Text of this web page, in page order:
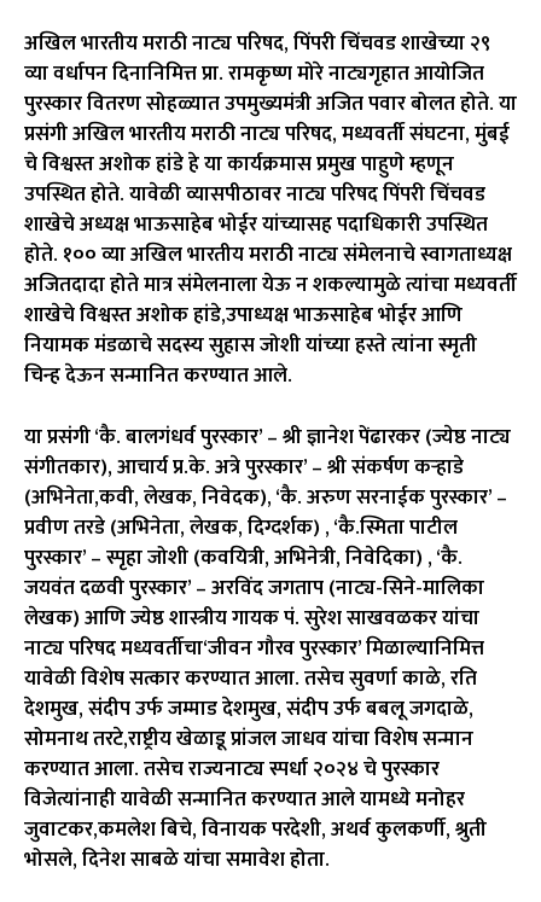
अखिल भारतीय मराठी नाट्य परिषद, पिंपरी चिंचवड शाखेच्या २९
व्या वर्धापन दिनानिमित्त प्रा. रामकृष्ण मोरे नाट्यगृहात आयोजित
पुरस्कार वितरण सोहळ्यात उपमुख्यमंत्री अजित पवार बोलत होते. या
प्रसंगी अखिल भारतीय मराठी नाट्य परिषद, मध्यवर्ती संघटना, मुंबई
चे विश्वस्त अशोक हांडे हे या कार्यक्रमास प्रमुख पाहुणे म्हणून
उपस्थित होते. यावेळी व्यासपीठावर नाट्य परिषद पिंपरी चिंचवड
शाखेचे अध्यक्ष भाऊसाहेब भोईर यांच्यासह पदाधिकारी उपस्थित
होते. १०० व्या अखिल भारतीय मराठी नाट्य संमेलनाचे स्वागताध्यक्ष
अजितदादा होते मात्र संमेलनाला येऊ न शकल्यामुळे त्यांचा मध्यवर्ती
शाखेचे विश्वस्त अशोक हांडे,उपाध्यक्ष भाऊसाहेब भोईर आणि
नियामक मंडळाचे सदस्य सुहास जोशी यांच्या हस्ते त्यांना स्मृती
चिन्ह देऊन सन्मानित करण्यात आले.
या प्रसंगी ‘कै. बालगंधर्व पुरस्कार’ – श्री ज्ञानेश पेंढारकर (ज्येष्ठ नाट्य
संगीतकार), आचार्य प्र.के. अत्रे पुरस्कार’ – श्री संकर्षण कऱ्हाडे
(अभिनेता,कवी, लेखक, निवेदक), ‘कै. अरुण सरनाईक पुरस्कार’ –
प्रवीण तरडे (अभिनेता, लेखक, दिग्दर्शक) , ‘कै.स्मिता पाटील
पुरस्कार’ – स्पृहा जोशी (कवयित्री, अभिनेत्री, निवेदिका) , ‘कै.
जयवंत दळवी पुरस्कार’ – अरविंद जगताप (नाट्य-सिने-मालिका
लेखक) आणि ज्येष्ठ शास्त्रीय गायक पं. सुरेश साखवळकर यांचा
नाट्य परिषद मध्यवर्तीचा‘जीवन गौरव पुरस्कार’ मिळाल्यानिमित्त
यावेळी विशेष सत्कार करण्यात आला. तसेच सुवर्णा काळे, रति
देशमुख, संदीप उर्फ जम्माड देशमुख, संदीप उर्फ बबलू जगदाळे,
सोमनाथ तरटे,राष्ट्रीय खेळाडू प्रांजल जाधव यांचा विशेष सन्मान
करण्यात आला. तसेच राज्यनाट्य स्पर्धा २०२४ चे पुरस्कार
विजेत्यांनाही यावेळी सन्मानित करण्यात आले यामध्ये मनोहर
जुवाटकर,कमलेश बिचे, विनायक परदेशी, अथर्व कुलकर्णी, श्रुती
भोसले, दिनेश साबळे यांचा समावेश होता.